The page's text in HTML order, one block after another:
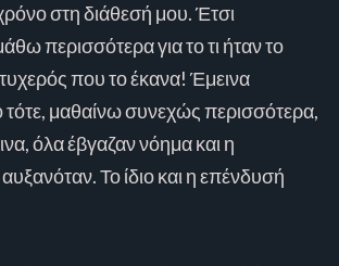
στη διάθεσή μου. Έτσι
περισσότερα για το τι ήταν το
που το έκανα! Έμεινα
μαθαίνω συνεχώς περισσότερα,
όλα έβγαζαν νόημα και η
Το ίδιο και η επένδυσή